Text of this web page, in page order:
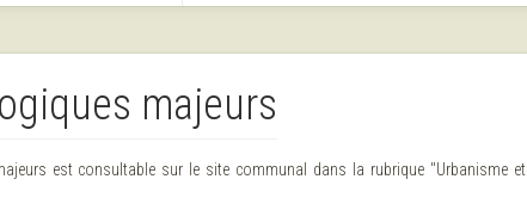
majeurs
est consultable sur le site communal dans la rubrique "Urbanisme et